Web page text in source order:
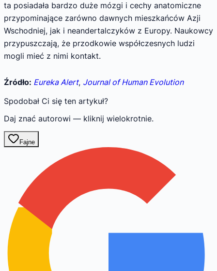
ta posiadała bardzo duże mózgi i cechy anatomiczne
przypominające zarówno dawnych mieszkańców Azji
Wschodniej, jak i neandertalczyków z Europy. Naukowcy
przypuszczają, że przodkowie współczesnych ludzi
mogli mieć z nimi kontakt.
Źródło: Eureka Alert, Journal of Human Evolution
Spodobał Ci się ten artykuł?
Daj znać autorowi — kliknij wielokrotnie.
Fajne